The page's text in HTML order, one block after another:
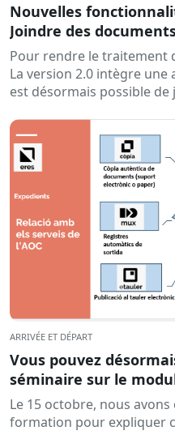
Nouvelles
Joindre des
données
Pour rendre le traitement
La version 2.0 intègre
est désormais possible
Via Oberta...
ARRIVÉE ET DÉPART
Vous pouvez
séminaire sur le
2.0
Le 15 octobre, nous
formation pour expliquer